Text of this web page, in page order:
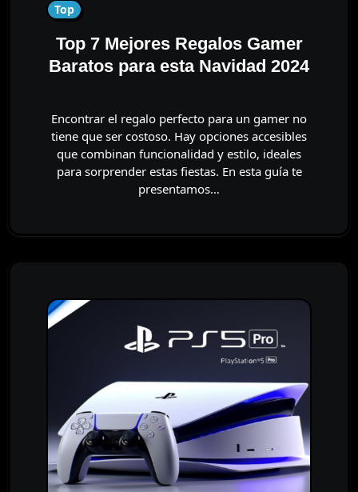
Top
Top 7 Mejores Regalos Gamer
Baratos para esta Navidad 2024
Encontrar el regalo perfecto para un gamer no
tiene que ser costoso. Hay opciones accesibles
que combinan funcionalidad y estilo, ideales
para sorprender estas fiestas. En esta guía te
presentamos…